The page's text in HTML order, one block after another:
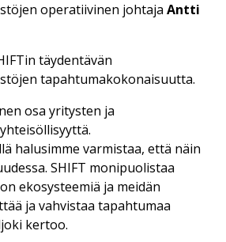
operatiivinen johtaja Antti
täydentävän
tapahtumakokonaisuutta.
osa yritysten ja
halusimme varmistaa, että näin
SHIFT monipuolistaa
ekosysteemiä ja meidän
ja vahvistaa tapahtumaa
kertoo.